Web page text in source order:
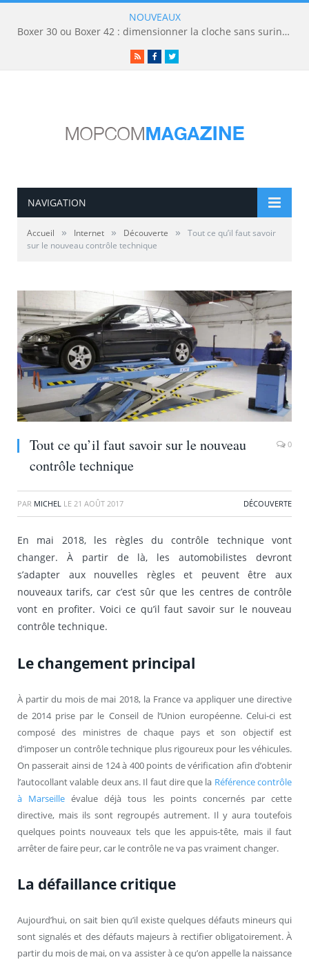
NOUVEAUX
Boxer 30 ou Boxer 42 : dimensionner la cloche sans surinvestir
RSSFacebookTwitter
NAVIGATION
Accueil » Internet » Découverte »
Tout ce qu’il faut savoir
sur le nouveau contrôle technique
Tout ce qu’il faut savoir sur le nouveau
contrôle technique
0
PAR MICHEL LE 21 AOÛT 2017 DÉCOUVERTE
En mai 2018, les règles du contrôle technique vont
changer. À partir de là, les automobilistes devront
s’adapter aux nouvelles règles et peuvent être aux
nouveaux tarifs, car c’est sûr que les centres de contrôle
vont en profiter. Voici ce qu’il faut savoir sur le nouveau
contrôle technique.
Le changement principal
À partir du mois de mai 2018, la France va appliquer une directive
de 2014 prise par le Conseil de l’Union européenne. Celui-ci est
composé des ministres de chaque pays et son objectif est
d’imposer un contrôle technique plus rigoureux pour les véhicules.
On passerait ainsi de 124 à 400 points de vérification afin d’obtenir
l’autocollant valable deux ans. Il faut dire que la Référence contrôle
à Marseille évalue déjà tous les points concernés par cette
directive, mais ils sont regroupés autrement. Il y aura toutefois
quelques points nouveaux tels que les appuis-tête, mais il faut
arrêter de faire peur, car le contrôle ne va pas vraiment changer.
La défaillance critique
Aujourd’hui, on sait bien qu’il existe quelques défauts mineurs qui
sont signalés et des défauts majeurs à rectifier obligatoirement. À
partir du mois de mai, on va assister à ce qu’on appelle la naissance